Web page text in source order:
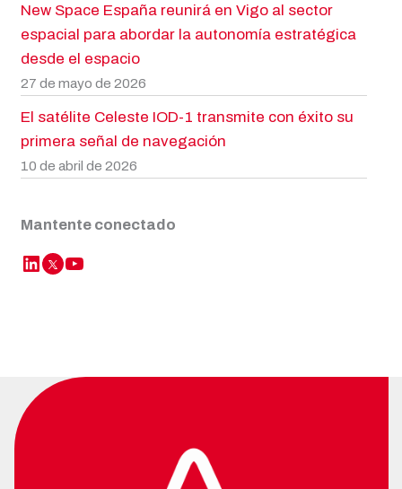
New Space España reunirá en Vigo al sector
espacial para abordar la autonomía estratégica
desde el espacio
27 de mayo de 2026
El satélite Celeste IOD-1 transmite con éxito su
primera señal de navegación
10 de abril de 2026
Mantente conectado
LinkedIn Twitter YouTube